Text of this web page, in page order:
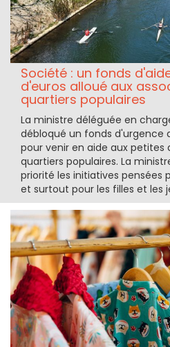
Société : un fonds
d'euros alloué aux
quartiers populaires
La ministre déléguée en
débloqué un fonds d'urgence
pour venir en aide aux petites
quartiers populaires. La
priorité les initiatives pensées
et surtout pour les filles et les